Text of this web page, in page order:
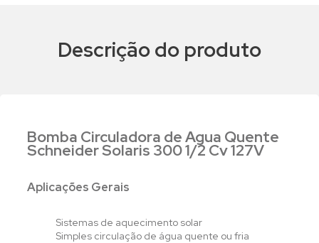
Descrição do produto
Bomba Circuladora de Agua Quente
Schneider Solaris 300 1/2 Cv 127V
Aplicações Gerais
Sistemas de aquecimento solar
Simples circulação de água quente ou fria